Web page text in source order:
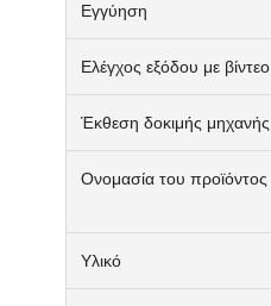
Εγγύηση
Ελέγχος εξόδου με βίντεο
Έκθεση δοκιμής μηχανής
Ονομασία του προϊόντος
Υλικό